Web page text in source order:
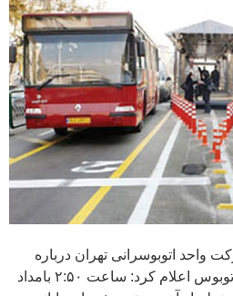
واحد اتوبوسرانی تهران درباره
ماجرای سرقت یک دستگاه اتوبوس اعلام کرد: ساعت ۲:۵۰ بامداد